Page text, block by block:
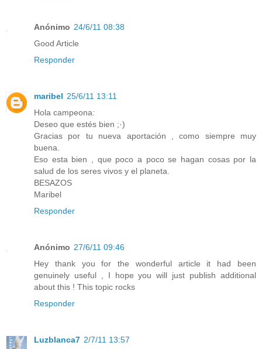
Anónimo 24/6/11 08:38
Good Article
Responder
maribel 25/6/11 13:11
Hola campeona:
Deseo que estés bien ;·)
Gracias por tu nueva aportación , como siempre muy
buena.
Eso esta bien , que poco a poco se hagan cosas por la
salud de los seres vivos y el planeta.
BESAZOS
Maribel
Responder
Anónimo 27/6/11 09:46
Hey thank you for the wonderful article it had been
genuinely useful , I hope you will just publish additional
about this ! This topic rocks
Responder
Luzblanca7 2/7/11 13:57